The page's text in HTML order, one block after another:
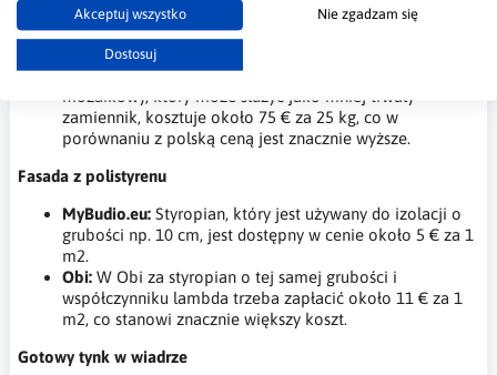
Akceptuj wszystko Nie zgadzam się
Dostosuj
Doskonale imituje kamienie naturalne, takie jak granit,
piaskowiec czy marmur, i jest bardzo trwały. Na
MyBudio.eu kosztuje około 62 € za 20 kg.
Bauhaus:W Bauhaus nie ma odpowiednika, ale tynk
mozaikowy, który może służyć jako mniej trwały
zamiennik, kosztuje około 75 € za 25 kg, co w
porównaniu z polską ceną jest znacznie wyższe.
Fasada z polistyrenu
MyBudio.eu: Styropian, który jest używany do izolacji o
grubości np. 10 cm, jest dostępny w cenie około 5 € za 1
m2.
Obi: W Obi za styropian o tej samej grubości i
współczynniku lambda trzeba zapłacić około 11 € za 1
m2, co stanowi znacznie większy koszt.
Gotowy tynk w wiadrze